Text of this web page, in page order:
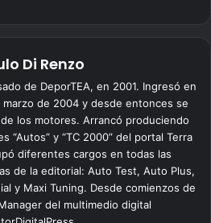
Di Renzo
de DeporTEA, en 2001. Ingresó en
de 2004 y desde entonces se
los motores. Arrancó produciendo
“Autos” y “TC 2000” del portal Terra
diferentes cargos en todas las
de la editorial: Auto Test, Auto Plus,
y Maxi Tuning. Desde comienzos de
del multimedio digital